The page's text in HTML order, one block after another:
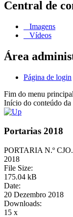
Central de
Imagens
Vídeos
Área
Página de login
Fim do menu principal
Início do conteúdo da
Portarias 2018
PORTARIA N.º
2018
File Size:
175.04 kB
Date:
20 Dezembro 2018
Downloads:
15 x